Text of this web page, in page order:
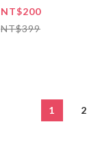
NT$200
NT$399
1 2